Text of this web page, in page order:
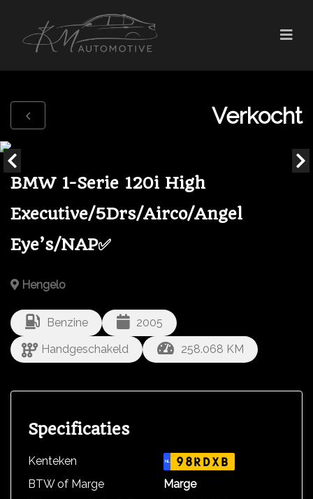
Verkocht
BMW 1-Serie 120i High
Executive/5Drs/Airco/Angel
Eye’s/NAP✅
Hengelo
Benzine
2005
Handgeschakeld
258.068 KM
Specificaties
Kenteken NL 98RDXB
BTW of Marge
Marge